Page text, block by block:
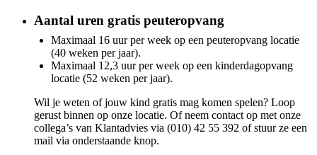
Aantal uren gratis peuteropvang
Maximaal 16 uur per week op een peuteropvang locatie
(40 weken per jaar).
Maximaal 12,3 uur per week op een kinderdagopvang
locatie (52 weken per jaar).
Wil je weten of jouw kind gratis mag komen spelen? Loop
gerust binnen op onze locatie. Of neem contact op met onze
collega’s van Klantadvies via (010) 42 55 392 of stuur ze een
mail via onderstaande knop.